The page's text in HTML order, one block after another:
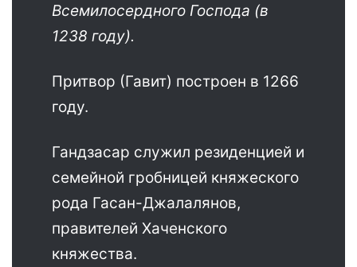
Всемилосердного Господа (в
1238 году).
Притвор (Гавит) построен в 1266
году.
Гандзасар служил резиденцией и
семейной гробницей княжеского
рода Гасан-Джалалянов,
правителей Хаченского
княжества.